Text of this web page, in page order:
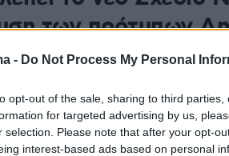
- Do Not Process My Personal
opt-out of the sale, sharing to third
for targeted advertising by us,
selection. Please note that after your opt-
interest-based ads based on personal
των πρότυπων
Σχολείων
σε ευάλωτες περιοχές της
- Από τον Σεπτέμβριο